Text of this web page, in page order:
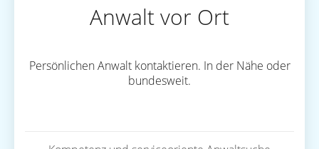
Anwalt vor Ort
Persönlichen Anwalt kontaktieren. In der Nähe oder
bundesweit.